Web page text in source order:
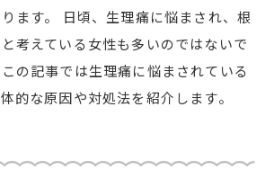
ます。 日頃、生理痛に悩まされ、根
考えている女性も多いのではないで
の記事では生理痛に悩まされている
的な原因や対処法を紹介します。